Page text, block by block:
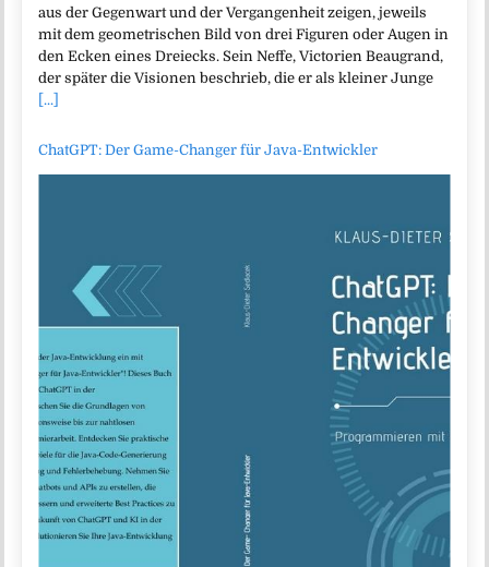
aus der Gegenwart und der Vergangenheit zeigen, jeweils
mit dem geometrischen Bild von drei Figuren oder Augen in
den Ecken eines Dreiecks. Sein Neffe, Victorien Beaugrand,
der später die Visionen beschrieb, die er als kleiner Junge
[...]
ChatGPT: Der Game-Changer für Java-Entwickler